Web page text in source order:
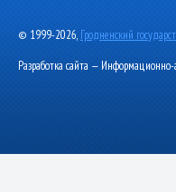
© 1999-2026, Гродненский
Разработка сайта —